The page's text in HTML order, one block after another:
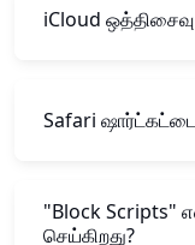
iCloud
Safari
"Block Scripts"
செய்கிறது?